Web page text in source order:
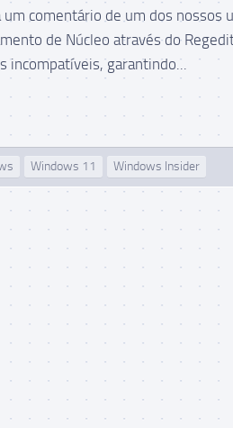
comentário de um dos nossos
de Núcleo através do
incompatíveis, garantindo...
Windows 11 Windows Insider